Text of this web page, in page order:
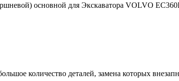
основной для Экскаватора VOLVO
количество деталей, замена которых